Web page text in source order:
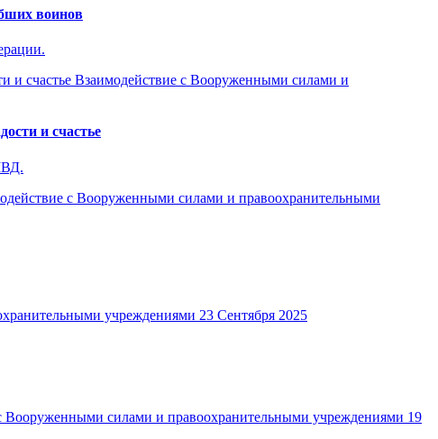
воинов
Взаимодействие с Вооруженными силами и
и счастье
с Вооруженными силами и правоохранительными
учреждениями 23 Сентября 2025
Вооруженными силами и правоохранительными учреждениями 19